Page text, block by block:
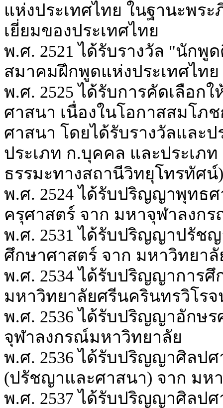
แห่งประเทศไทย ในฐานะพร
เยี่ยมของประเทศไทย
พ.ศ. 2521 ได้รับรางวัล "นักพู
สมาคมฝึกพูดแห่งประเทศไทย
พ.ศ. 2525 ได้รับการคัดเลือ
ศาสนา เนื่องในโอกาสสมโภ
ศาสนา โดยได้รับรางวัลและ
ประเภท ก.บุคคล และประเภ
ธรรมะทางสถานีวิทยุโทรทัศน์)
พ.ศ. 2524 ได้รับปริญญาพุท
ครุศาสตร์ จาก มหาจุฬาลงก
พ.ศ. 2531 ได้รับปริญญาปรั
ศึกษาศาสตร์ จาก มหาวิทยา
พ.ศ. 2534 ได้รับปริญญากา
มหาวิทยาลัยศรีนครินทรวิโรจ
พ.ศ. 2536 ได้รับปริญญาอัก
จุฬาลงกรณ์มหาวิทยาลัย
พ.ศ. 2536 ได้รับปริญญาศิล
(ปรัชญาและศาสนา) จาก มห
พ.ศ. 2537 ได้รับปริญญาศิล